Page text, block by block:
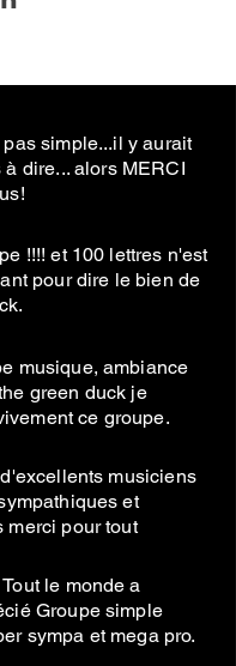
simple...il y aurait
dire... alors MERCI
!!!! et 100 lettres n'est
pour dire le bien de
musique, ambiance
green duck je
ce groupe.
musiciens
et
merci pour tout
le monde a
Groupe simple
sympa et mega pro.